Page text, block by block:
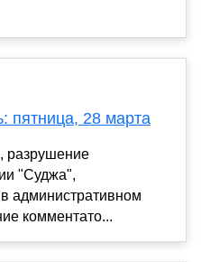
пятница, 28 марта
разрушение
"Суджа",
административном
комментато...